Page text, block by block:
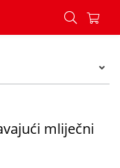
mliječni
mliječni